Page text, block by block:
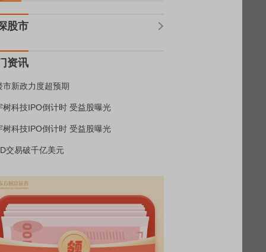
股市
资讯
市新政力度超预期
树科技IPO倒计时 受益股曝光
树科技IPO倒计时 受益股曝光
交易破千亿美元